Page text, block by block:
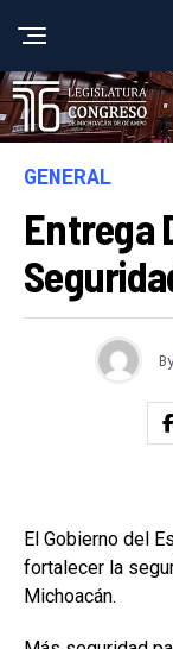
GENERAL
Entrega
El Gobierno del
fortalecer la
Michoacán.